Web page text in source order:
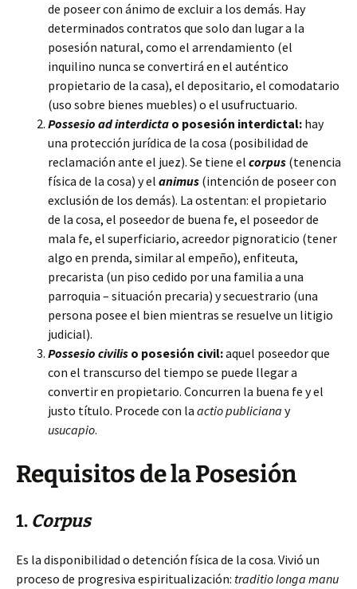
de poseer con ánimo de excluir a los demás. Hay
determinados contratos que solo dan lugar a la
posesión natural, como el arrendamiento (el
inquilino nunca se convertirá en el auténtico
propietario de la casa), el depositario, el comodatario
(uso sobre bienes muebles) o el usufructuario.
Possesio ad interdicta o posesión interdictal: hay
una protección jurídica de la cosa (posibilidad de
reclamación ante el juez). Se tiene el corpus (tenencia
física de la cosa) y el animus (intención de poseer con
exclusión de los demás). La ostentan: el propietario
de la cosa, el poseedor de buena fe, el poseedor de
mala fe, el superficiario, acreedor pignoraticio (tener
algo en prenda, similar al empeño), enfiteuta,
precarista (un piso cedido por una familia a una
parroquia – situación precaria) y secuestrario (una
persona posee el bien mientras se resuelve un litigio
judicial).
Possesio civilis o posesión civil:aquel poseedor que
con el transcurso del tiempo se puede llegar a
convertir en propietario. Concurren la buena fe y el
justo título. Procede con la actio publiciana y
usucapio.
Requisitos de la Posesión
1. Corpus
Es la disponibilidad o detención física de la cosa. Vivió un
proceso de progresiva espiritualización: traditio longa manu